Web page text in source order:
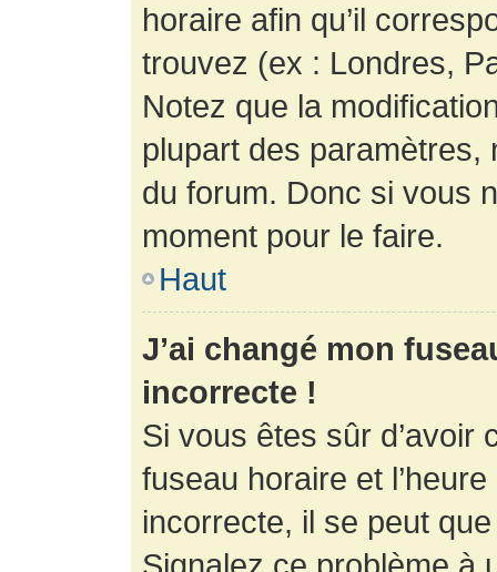
horaire afin qu’il
trouvez (ex : Londres,
Notez que la
plupart des paramètres,
du forum. Donc si vous
moment pour le faire.
Haut
J’ai changé mon
incorrecte !
Si vous êtes sûr d’avoir
fuseau horaire et
incorrecte, il se peut